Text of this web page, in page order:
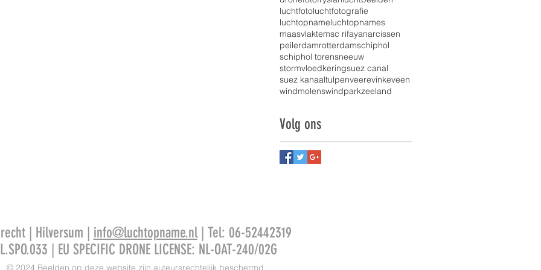
luchtfotoluchtfotografie
luchtopnameluchtopnames
maasvlaktemsc rifayanarcissen
peilerdamrotterdamschiphol
schiphol torensneeuw
stormvloedkeringsuez canal
suez kanaaltulpenveerevinkeveen
windmolenswindparkzeeland
Volg ons
| Hilversum | info@luchtopname.nl| Tel: 06-52442319
| EU SPECIFIC DRONE LICENSE: NL-OAT-240/02G
© 2024 Beelden op deze website zijn auteursrechtelijk beschermd